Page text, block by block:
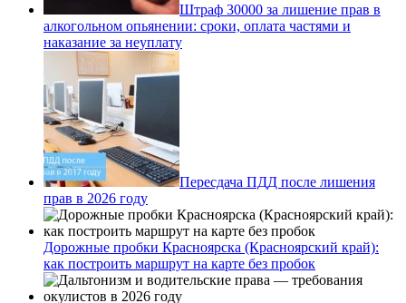
Штраф 30000 за лишение прав в
алкогольном опьянении: сроки, оплата частями и
наказание за неуплату
Пересдача ПДД после лишения
прав в 2026 году
Дорожные пробки Красноярска (Красноярский край):
как построить маршрут на карте без пробок